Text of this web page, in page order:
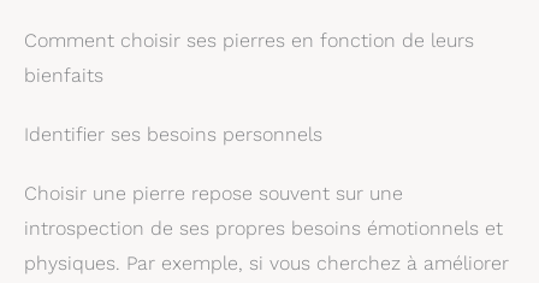
Comment choisir ses pierres en fonction de leurs
bienfaits
Identifier ses besoins personnels
Choisir une pierre repose souvent sur une
introspection de ses propres besoins émotionnels et
physiques. Par exemple, si vous cherchez à améliorer